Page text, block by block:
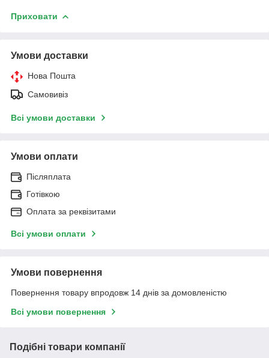
Приховати
Умови доставки
Нова Пошта
Самовивіз
Всі умови доставки
Умови оплати
Післяплата
Готівкою
Оплата за реквізитами
Всі умови оплати
Умови повернення
Повернення товару впродовж 14 днів за домовленістю
Всі умови повернення
Подібні товари компанії